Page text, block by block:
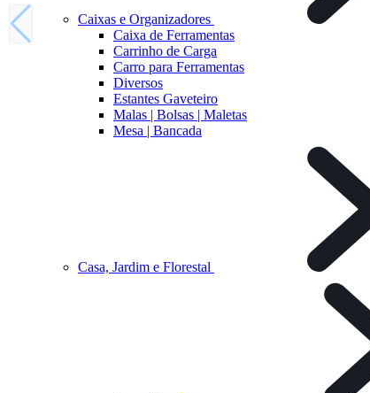
Caixas e Organizadores
Caixa de Ferramentas
Carrinho de Carga
Carro para Ferramentas
Diversos
Estantes Gaveteiro
Malas | Bolsas | Maletas
Mesa | Bancada
Casa, Jardim e Florestal